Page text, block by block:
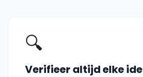
🔍
Verifieer altijd elke